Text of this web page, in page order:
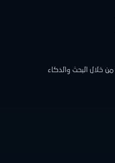
خلال البحث والذكاء